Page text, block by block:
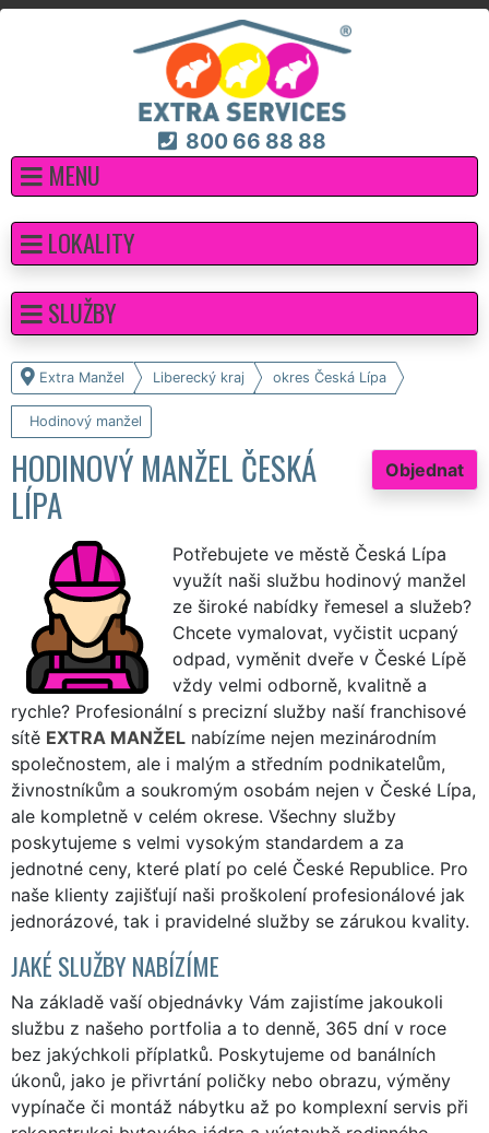
800 66 88 88
MENU
Extra Manžel Liberecký kraj okres Česká Lípa
Hodinový manžel
Objednat
HODINOVÝ MANŽEL ČESKÁ
LÍPA
Potřebujete ve městě Česká Lípa
využít naši službu hodinový manžel
ze široké nabídky řemesel a služeb?
Chcete vymalovat, vyčistit ucpaný
odpad, vyměnit dveře v České Lípě
vždy velmi odborně, kvalitně a
rychle? Profesionální s precizní služby naší franchisové
sítě EXTRA MANŽEL nabízíme nejen mezinárodním
společnostem, ale i malým a středním podnikatelům,
živnostníkům a soukromým osobám nejen v České Lípa,
ale kompletně v celém okrese. Všechny služby
poskytujeme s velmi vysokým standardem a za
jednotné ceny, které platí po celé České Republice. Pro
naše klienty zajišťují naši proškolení profesionálové jak
jednorázové, tak i pravidelné služby se zárukou kvality.
JAKÉ SLUŽBY NABÍZÍME
Na základě vaší objednávky Vám zajistíme jakoukoli
službu z našeho portfolia a to denně, 365 dní v roce
bez jakýchkoli příplatků. Poskytujeme od banálních
úkonů, jako je přivrtání poličky nebo obrazu, výměny
vypínače či montáž nábytku až po komplexní servis při
LOKALITY
SLUŽBY